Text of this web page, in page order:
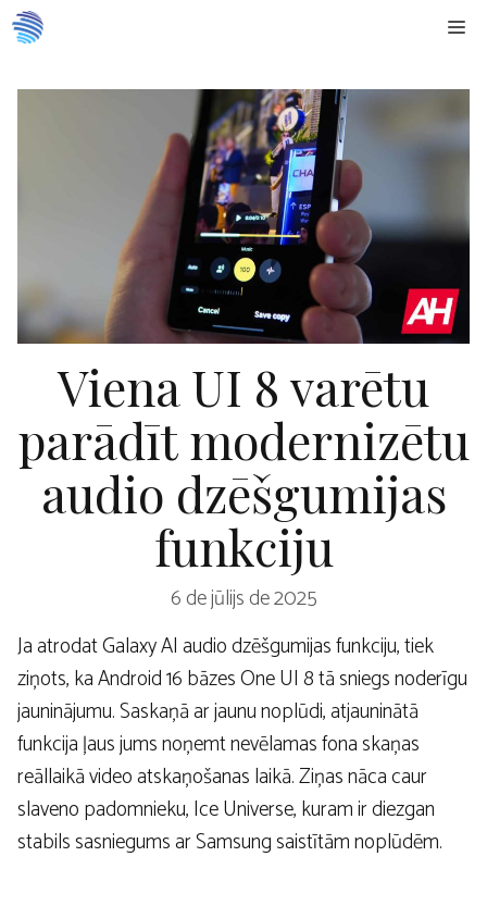
Doties
uz
Viena UI 8 varētu
parādīt modernizētu
audio dzēšgumijas
funkciju
6 de jūlijs de 2025
Ja atrodat Galaxy AI audio dzēšgumijas funkciju, tiek
ziņots, ka Android 16 bāzes One UI 8 tā sniegs noderīgu
jauninājumu. Saskaņā ar jaunu noplūdi, atjauninātā
funkcija ļaus jums noņemt nevēlamas fona skaņas
reāllaikā video atskaņošanas laikā. Ziņas nāca caur
slaveno padomnieku, Ice Universe, kuram ir diezgan
stabils sasniegums ar Samsung saistītām noplūdēm.